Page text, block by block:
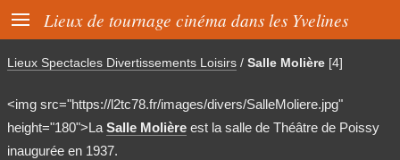
 Lieux de tournage cinéma dans les Yvelines
Lieux Spectacles Divertissements Loisirs / Salle Molière [4]
<img src="https://l2tc78.fr/images/divers/SalleMoliere.jpg"
height="180">La Salle Molière est la salle de Théâtre de Poissy
inaugurée en 1937.